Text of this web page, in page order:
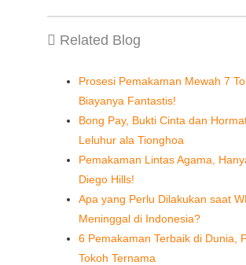
Related Blog
Prosesi Pemakaman Mewah 7
Biayanya Fantastis!
Bong Pay, Bukti Cinta dan
Leluhur ala Tionghoa
Pemakaman Lintas Agama,
Diego Hills!
Apa yang Perlu Dilakukan saat
Meninggal di Indonesia?
6 Pemakaman Terbaik di Dunia,
Tokoh Ternama